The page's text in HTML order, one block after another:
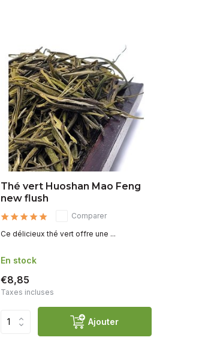
Thé vert Huoshan Mao Feng
new flush
Comparer
Ce délicieux thé vert offre une ...
En stock
€8,85
Taxes incluses
Ajouter